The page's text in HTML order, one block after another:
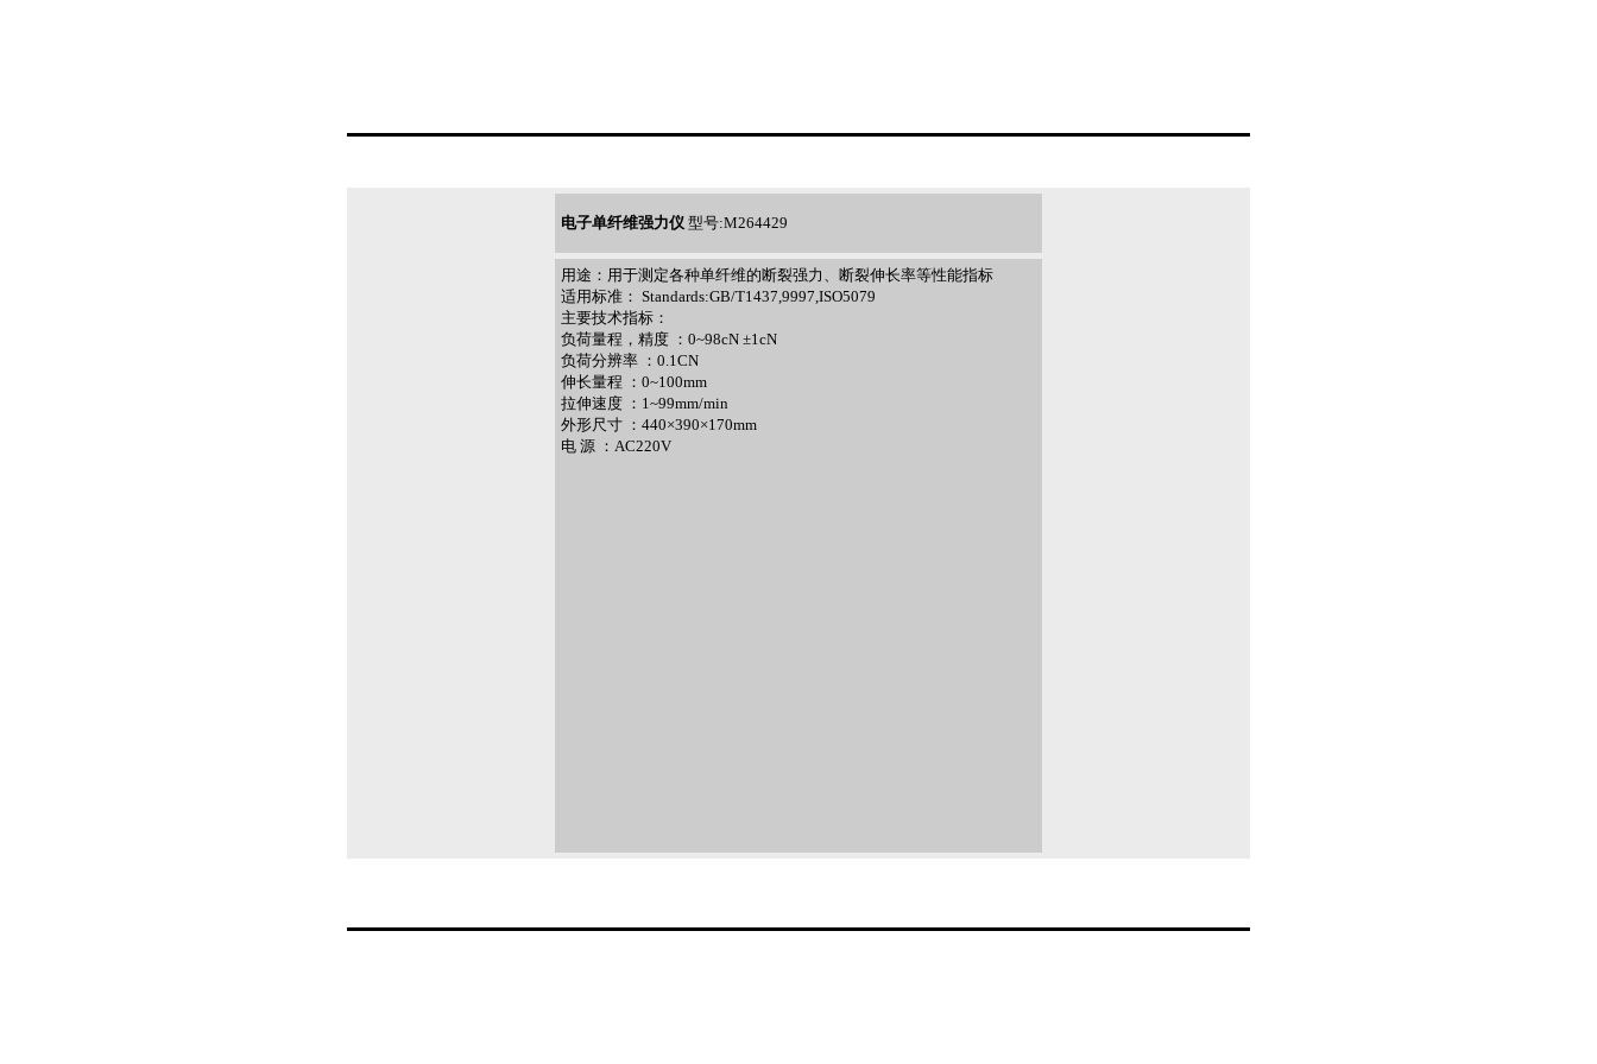
电子单纤维强力仪 型号:M264429
用途：用于测定各种单纤维的断裂强力、断裂伸长率等性能指标
适用标准： Standards:GB/T1437,9997,ISO5079
主要技术指标：
负荷量程，精度 ：0~98cN ±1cN
负荷分辨率 ：0.1CN
伸长量程 ：0~100mm
拉伸速度 ：1~99mm/min
外形尺寸 ：440×390×170mm
电 源 ：AC220V